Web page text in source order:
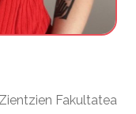
Fakultatea